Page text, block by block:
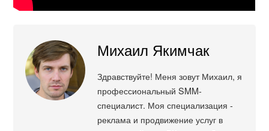
Михаил Якимчак
Здравствуйте! Меня зовут Михаил, я
профессиональный SMM-
специалист. Моя специализация -
реклама и продвижение услуг в